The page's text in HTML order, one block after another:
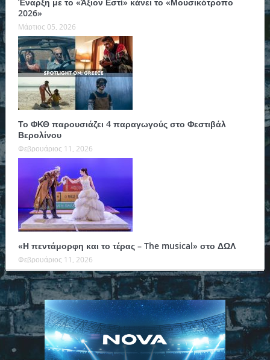
2026»
Μάρτιος 05, 2026
Το ΦΚΘ παρουσιάζει 4 παραγωγούς στο Φεστιβάλ
Βερολίνου
Φεβρουάριος 11, 2026
«Η πεντάμορφη και το τέρας – The musical» στο ΔΩΛ
Φεβρουάριος 11, 2026